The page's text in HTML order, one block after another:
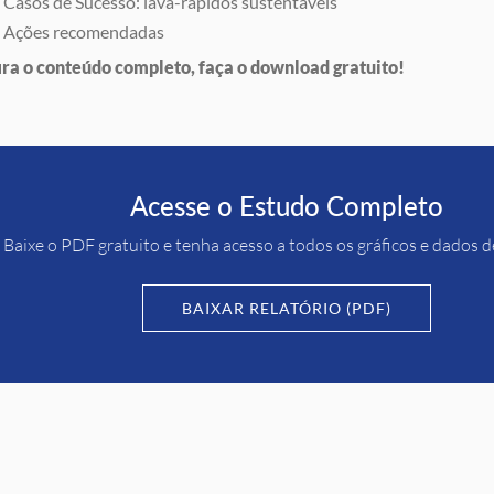
Ações recomendadas
o conteúdo completo, faça o download gratuito!
Acesse o Estudo Completo
Baixe o PDF gratuito e tenha acesso a todos os gráficos e dados
BAIXAR RELATÓRIO (PDF)